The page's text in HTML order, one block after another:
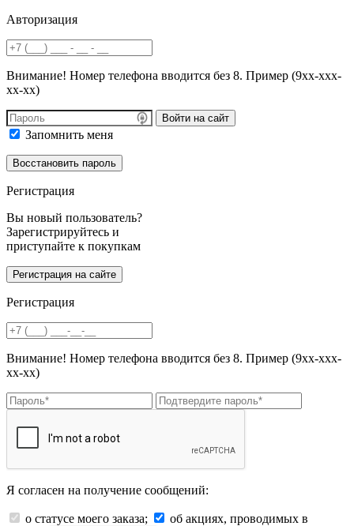
Авторизация
Внимание! Номер телефона вводится без 8. Пример (9хх-ххх-
хх-хх)
Войти на сайт
Запомнить меня
Регистрация
Вы новый пользователь?
Зарегистрируйтесь и
приступайте к покупкам
Регистрация
Внимание! Номер телефона вводится без 8. Пример (9хх-ххх-
хх-хх)
Я согласен на получение сообщений:
о статусе моего заказа;
об акциях, проводимых в